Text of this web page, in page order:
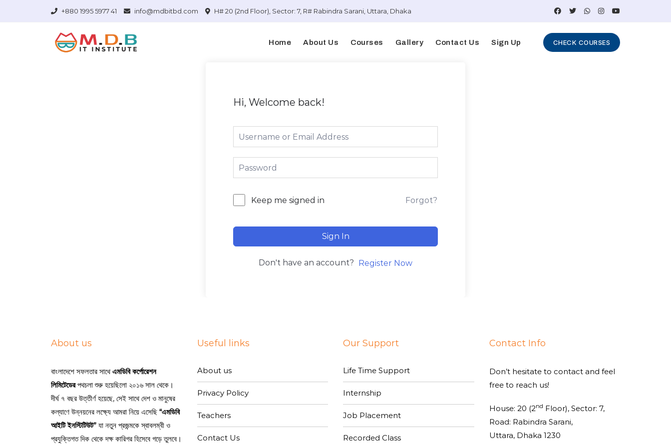
+880 1995 5977 41 info@mdbitbd.com H# 20 (2nd Floor), Sector: 7, R# Rabindra Sarani, Uttara, Dhaka
Home About Us Courses Gallery Contact Us Sign Up CHECK COURSES
Hi, Welcome back!
Keep me signed in Forgot?
Sign In
Don't have an account? Register Now
About us
বাংলাদেশে সফলতার সাথেএমডিবি কর্পোরেশন
লিমিটেডেরপথচলা শুরু হয়েছিলো ২০১৬ সাল থেকে।
দীর্ঘ ৭ বছর উত্তীর্ণ হয়েছে, সেই সাথে দেশ ও মানুষের
কল্যাণে উন্নয়নের লক্ষ্যে আমরা নিয়ে এসেছি “এমডিবি
আইটি ইনস্টিটিউট” যা নতুন প্রজন্মকে স্বাবলম্বী ও
প্রযুক্তিগত দিক থেকে দক্ষ কারিগর হিসেবে গড়ে তুলবে।
Useful links
About us
Privacy Policy
Teachers
Contact Us
Our Support
Life Time Support
Internship
Job Placement
Recorded Class
Contact Info
Don’t hesitate to contact and feel
free to reach us!
House: 20 (2nd Floor), Sector: 7,
Road: Rabindra Sarani,
Uttara, Dhaka 1230